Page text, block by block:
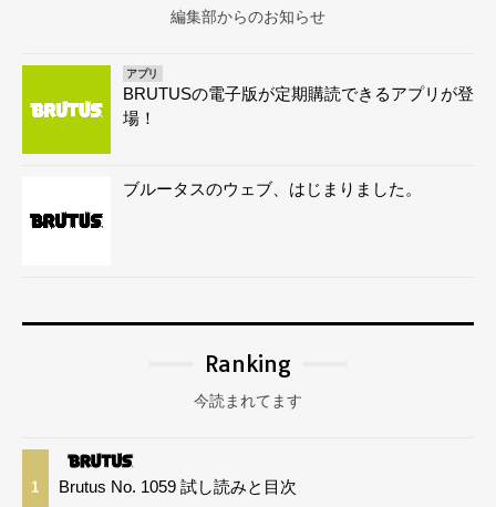
編集部からのお知らせ
アプリ
BRUTUSの電子版が定期購読できるアプリが登
場！
ブルータスのウェブ、はじまりました。
Ranking
今読まれてます
1 Brutus No. 1059 試し読みと目次